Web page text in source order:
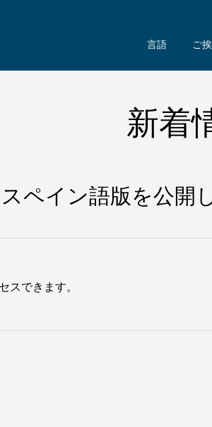
言語 ご
新着
ペイン語版を公開
できます。